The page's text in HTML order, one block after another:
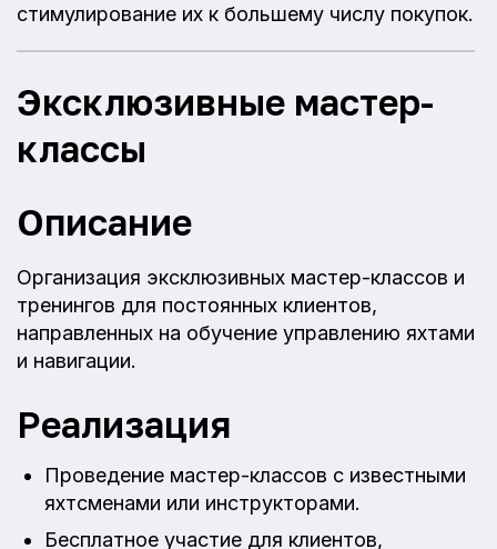
стимулирование их к большему числу покупок.
Эксклюзивные мастер-
классы
Описание
Организация эксклюзивных мастер-классов и
тренингов для постоянных клиентов,
направленных на обучение управлению яхтами
и навигации.
Реализация
Проведение мастер-классов с известными
яхтсменами или инструкторами.
Бесплатное участие для клиентов,